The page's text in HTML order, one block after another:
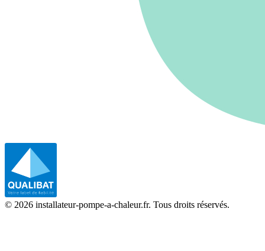
© 2026 installateur-pompe-a-chaleur.fr. Tous droits réservés.